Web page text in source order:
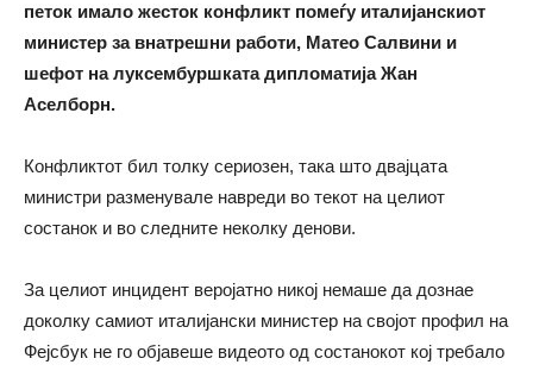
петок имало жесток конфликт помеѓу италијанскиот
министер за внатрешни работи, Матео Салвини и
шефот на луксембуршката дипломатија Жан
Аселборн.
Конфликтот бил толку сериозен, така што двајцата
министри разменувале навреди во текот на целиот
состанок и во следните неколку денови.
За целиот инцидент веројатно никој немаше да дознае
доколку самиот италијански министер на својот профил на
Фејсбук не го објавеше видеото од состанокот кој требало